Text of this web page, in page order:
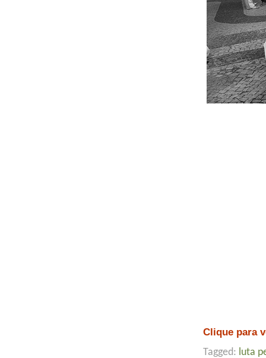
Clique para
Tagged: luta